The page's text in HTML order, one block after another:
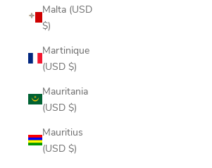
Malta (USD
$)
Martinique
(USD $)
Mauritania
(USD $)
Mauritius
(USD $)